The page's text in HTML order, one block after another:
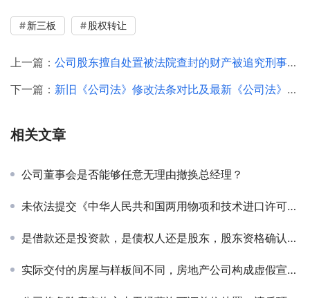
新三板 股权转让
上一篇： 公司股东擅自处置被法院查封的财产被追究刑事责任
下一篇： 新旧《公司法》修改法条对比及最新《公司法》修改内容解析2020
相关文章
公司董事会是否能够任意无理由撤换总经理？
未依法提交《中华人民共和国两用物项和技术进口许可证》被行政处罚
是借款还是投资款，是债权人还是股东，股东资格确认纠纷案简析
实际交付的房屋与样板间不同，房地产公司构成虚假宣传被行政处罚